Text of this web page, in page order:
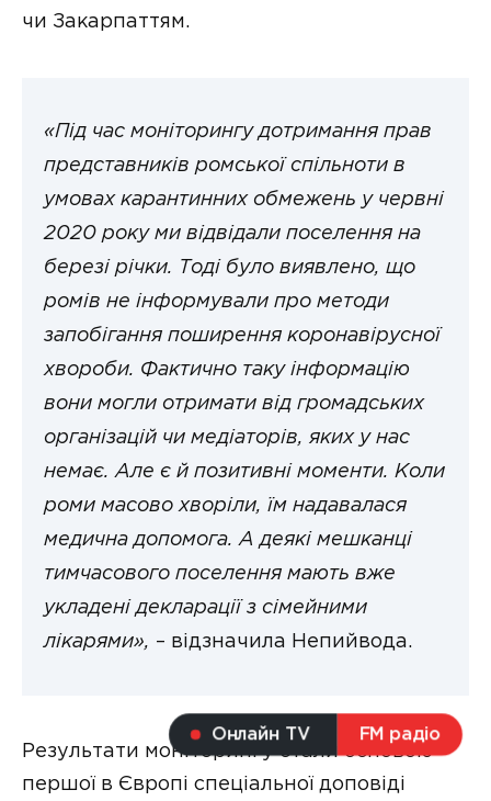
Онлайн TV FM радіо
чи Закарпаттям.
«Під час моніторингу дотримання прав
представників ромської спільноти в
умовах карантинних обмежень у червні
2020 року ми відвідали поселення на
березі річки. Тоді було виявлено, що
ромів не інформували про методи
запобігання поширення коронавірусної
хвороби. Фактично таку інформацію
вони могли отримати від громадських
організацій чи медіаторів, яких у нас
немає. Але є й позитивні моменти. Коли
роми масово хворіли, їм надавалася
медична допомога. А деякі мешканці
тимчасового поселення мають вже
укладені декларації з сімейними
лікарями», – відзначила Непийвода.
Результати моніторингу стали основою
першої в Європі спеціальної доповіді